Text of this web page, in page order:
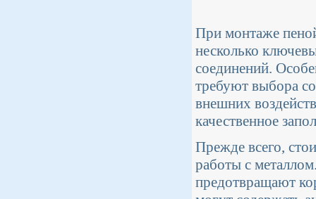
При монтаже
несколько
соединений.
требуют выбора
внешних
качественное
Прежде всего,
работы с
предотвращают